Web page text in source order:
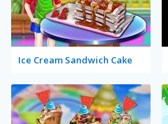
Ice Cream Sandwich Cake